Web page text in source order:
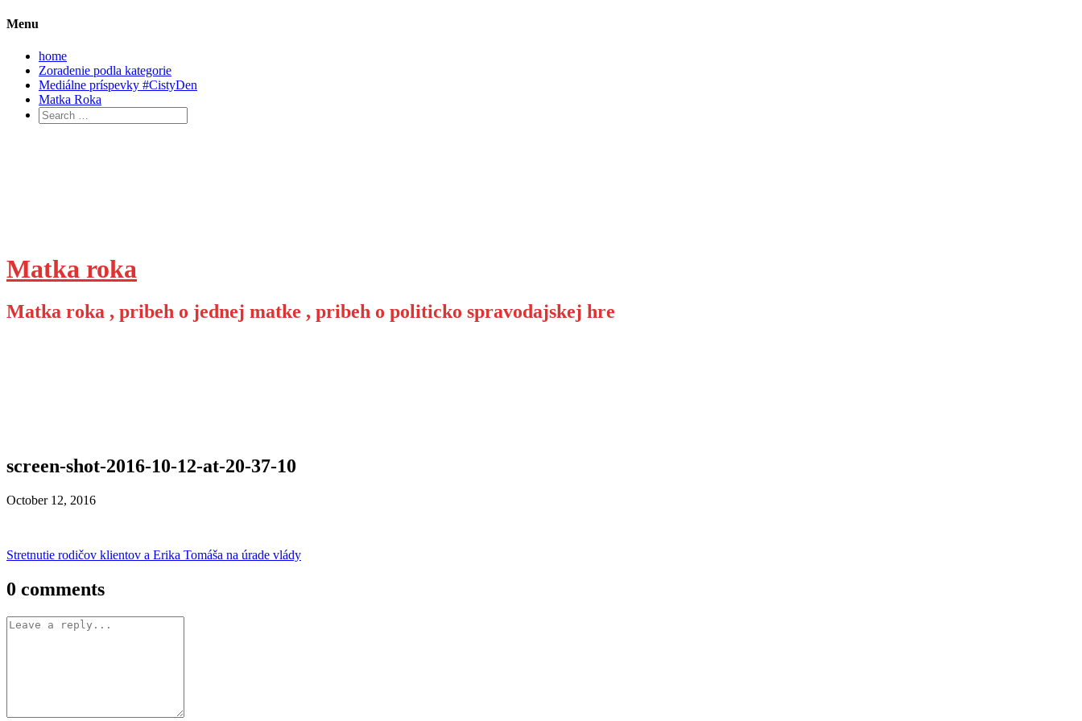
Menu
home
Zoradenie podla kategorie
Mediálne príspevky #CistyDen
Matka Roka
Search
for:
Matka roka
Matka roka , pribeh o jednej matke , pribeh o politicko spravodajskej hre
screen-shot-2016-10-12-at-20-37-10
October 12, 2016
Post
navigation
Stretnutie rodičov klientov a Erika Tomáša na úrade vlády
0 comments